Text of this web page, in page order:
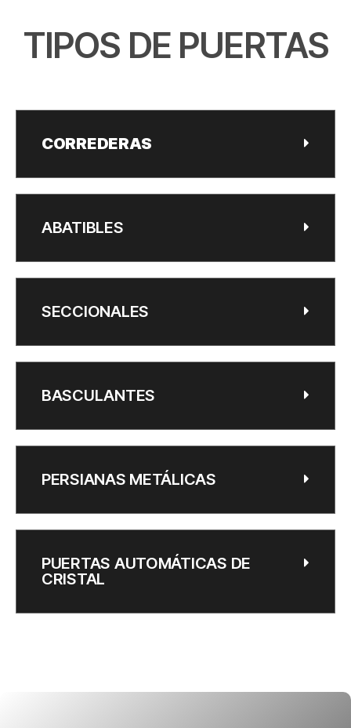
TIPOS DE PUERTAS
CORREDERAS
ABATIBLES
SECCIONALES
BASCULANTES
PERSIANAS METÁLICAS
PUERTAS AUTOMÁTICAS DE
CRISTAL